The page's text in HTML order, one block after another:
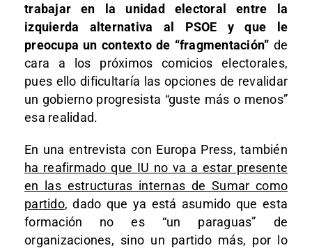
trabajar en la unidad electoral entre la
izquierda alternativa al PSOE y que le
preocupa un contexto de “fragmentación” de
cara a los próximos comicios electorales,
pues ello dificultaría las opciones de revalidar
un gobierno progresista “guste más o menos”
esa realidad.
En una entrevista con Europa Press, también
ha reafirmado que IU no va a estar presente
en las estructuras internas de Sumar como
partido, dado que ya está asumido que esta
formación no es “un paraguas” de
organizaciones, sino un partido más, por lo